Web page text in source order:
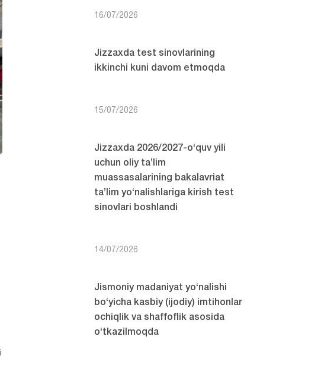
16/07/2026
Jizzaxda test sinovlarining
ikkinchi kuni davom etmoqda
15/07/2026
Jizzaxda 2026/2027-o‘quv yili
uchun oliy ta’lim
muassasalarining bakalavriat
ta’lim yo‘nalishlariga kirish test
sinovlari boshlandi
14/07/2026
Jismoniy madaniyat yo‘nalishi
bo‘yicha kasbiy (ijodiy) imtihonlar
ochiqlik va shaffoflik asosida
o‘tkazilmoqda